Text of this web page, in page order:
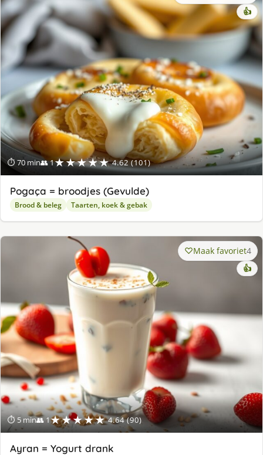
⏱ 70 min👥 1★★★★★ 4.62 (101)
👍
Pogaça = broodjes (Gevulde)
Brood & beleg Taarten, koek & gebak
⏱ 5 min👥 1★★★★★ 4.64 (90)
Maak favoriet4
👍
Ayran = Yogurt drank